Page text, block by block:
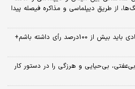
از طریق دیپلماسی و مذاکره فیصله پیدا
ترامپ: در نظرسنجی‌های اقتصادی باید بیش از 100درصد رأی داشته باشم+
بی‌حیایی و هرزگی را در دستور کار